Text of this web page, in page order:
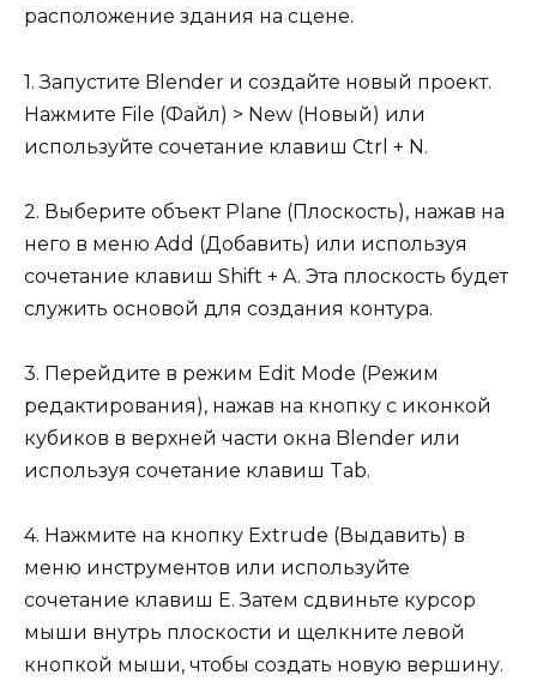
расположение здания на сцене.
1. Запустите Blender и создайте новый проект.
Нажмите File (Файл) > New (Новый) или
используйте сочетание клавиш Ctrl + N.
2. Выберите объект Plane (Плоскость), нажав на
него в меню Add (Добавить) или используя
сочетание клавиш Shift + A. Эта плоскость будет
служить основой для создания контура.
3. Перейдите в режим Edit Mode (Режим
редактирования), нажав на кнопку с иконкой
кубиков в верхней части окна Blender или
используя сочетание клавиш Tab.
4. Нажмите на кнопку Extrude (Выдавить) в
меню инструментов или используйте
сочетание клавиш E. Затем сдвиньте курсор
мыши внутрь плоскости и щелкните левой
кнопкой мыши, чтобы создать новую вершину.